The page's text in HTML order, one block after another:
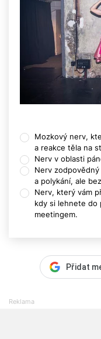
Mozkový nerv,
a reakce těla na
Nerv v oblasti
Nerv
a polykání, ale
Nerv, který vám
kdy si lehnete do
meetingem.
Přidat